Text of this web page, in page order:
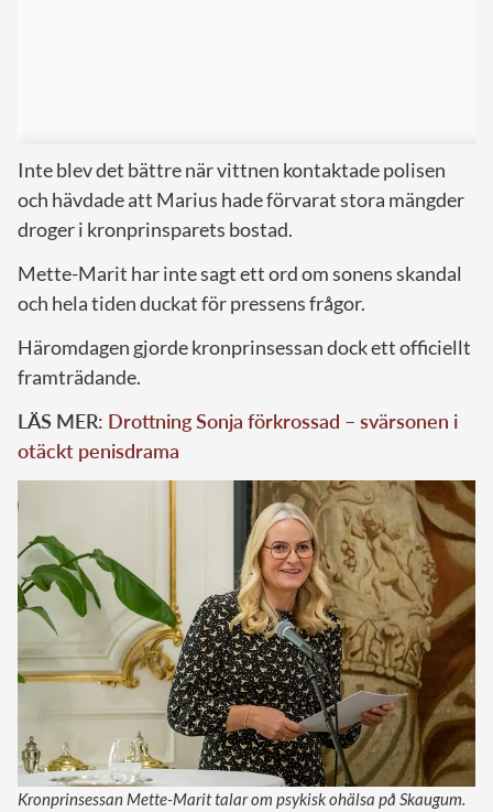
Inte blev det bättre när vittnen kontaktade polisen
och hävdade att Marius hade förvarat stora mängder
droger i kronprinsparets bostad.
Mette-Marit har inte sagt ett ord om sonens skandal
och hela tiden duckat för pressens frågor.
Häromdagen gjorde kronprinsessan dock ett officiellt
framträdande.
LÄS MER: Drottning Sonja förkrossad – svärsonen i
otäckt penisdrama
Kronprinsessan Mette-Marit talar om psykisk ohälsa på Skaugum.